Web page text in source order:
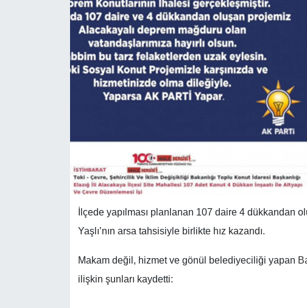
İlçede yapılması planlanan 107 daire 4 dükkandan
Yaşlı’nın arsa tahsisiyle birlikte hız kazandı.
Makam değil, hizmet ve gönül belediyeciliği yapan
ilişkin şunları kaydetti: